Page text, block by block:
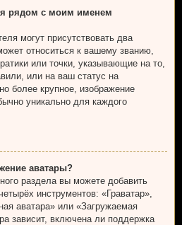
рядом с моим именем
могут присутствовать два
относиться к вашему званию,
или точки, указывающие на то,
или на ваш статус на
более крупное, изображение
уникально для каждого
аватары?
раздела вы можете добавить
инструментов: «Граватар»,
аватара» или «Загружаемая
зависит, включена ли поддержка